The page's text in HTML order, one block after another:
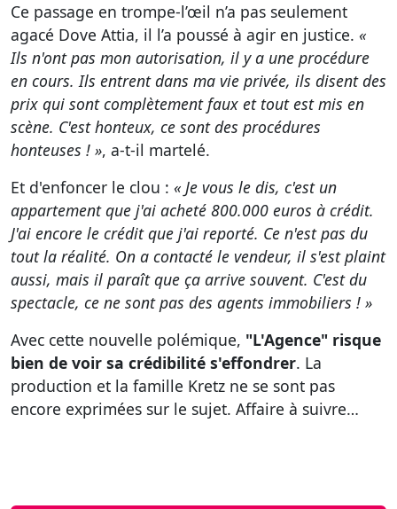
Ce passage en trompe-l’œil n’a pas seulement
agacé Dove Attia, il l’a poussé à agir en justice. «
Ils n'ont pas mon autorisation, il y a une procédure
en cours. Ils entrent dans ma vie privée, ils disent des
prix qui sont complètement faux et tout est mis en
scène. C'est honteux, ce sont des procédures
honteuses ! », a-t-il martelé.
Et d'enfoncer le clou : « Je vous le dis, c'est un
appartement que j'ai acheté 800.000 euros à crédit.
J'ai encore le crédit que j'ai reporté. Ce n'est pas du
tout la réalité. On a contacté le vendeur, il s'est plaint
aussi, mais il paraît que ça arrive souvent. C'est du
spectacle, ce ne sont pas des agents immobiliers ! »
Avec cette nouvelle polémique, "L'Agence" risque
bien de voir sa crédibilité s'effondrer. La
production et la famille Kretz ne se sont pas
encore exprimées sur le sujet. Affaire à suivre…